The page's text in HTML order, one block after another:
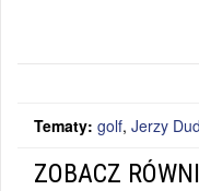
Tematy: golf, Jerzy
ZOBACZ